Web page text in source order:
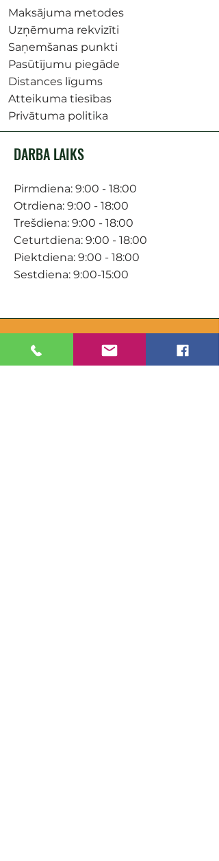
Maksājuma metodes
Uzņēmuma rekvizīti
Saņemšanas punkti
Pasūtījumu piegāde
Distances līgums
Atteikuma tiesības
Privātuma politika
DARBA LAIKS
Pirmdiena: 9:00 - 18:00
Otrdiena: 9:00 - 18:00
Trešdiena: 9:00 - 18:00
Ceturtdiena: 9:00 - 18:00
Piektdiena: 9:00 - 18:00
Sestdiena: 9:00-15:00
KONTAKTI